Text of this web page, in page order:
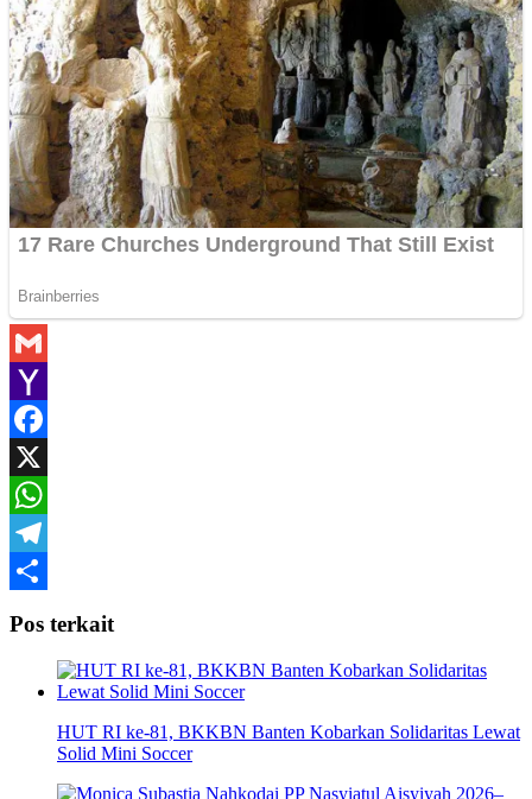
Gmail
Yahoo
Mail
Facebook
X
WhatsApp
Telegram
Pos terkait
HUT RI ke-81, BKKBN Banten Kobarkan Solidaritas Lewat
Solid Mini Soccer